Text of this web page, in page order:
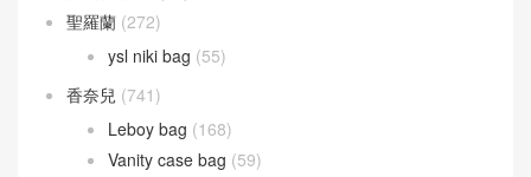
聖羅蘭 (272)
ysl niki bag (55)
香奈兒 (741)
Leboy bag (168)
Vanity case bag (59)